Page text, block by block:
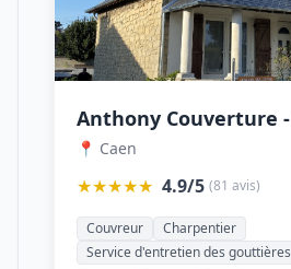
📍 Caen
★★★★★ 4.9/5 (81 avis)
Couvreur
Charpentier
Service d'entretien des gouttières